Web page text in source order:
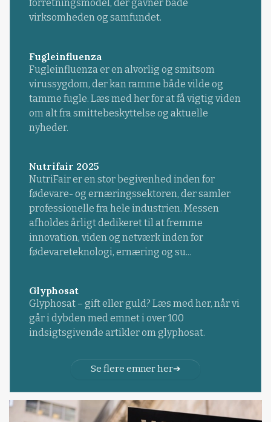
forretningsmodel, der gavner både
virksomheden og samfundet.
Fugleinfluenza
Fugleinfluenza er en alvorlig og smitsom
virussygdom, der kan ramme både vilde og
tamme fugle. Læs med her for at få vigtig viden
om alt fra smittebeskyttelse og aktuelle
nyheder.
Nutrifair 2025
NutriFair er en stor begivenhed inden for
fødevare- og ernæringssektoren, der samler
professionelle fra hele industrien. Messen
afholdes årligt dedikeret til at fremme
innovation, viden og netværk inden for
fødevareteknologi, ernæring og su...
Glyphosat
Glyphosat – gift eller guld? Læs med her, når vi
går i dybden med emnet i over 100
indsigtsgivende artikler om glyphosat.
Se flere emner her